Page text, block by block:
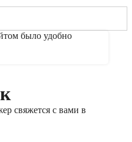
было удобно
свяжется с вами в